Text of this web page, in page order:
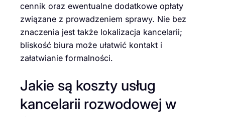
cennik oraz ewentualne dodatkowe opłaty
związane z prowadzeniem sprawy. Nie bez
znaczenia jest także lokalizacja kancelarii;
bliskość biura może ułatwić kontakt i
załatwianie formalności.
Jakie są koszty usług
kancelarii rozwodowej w